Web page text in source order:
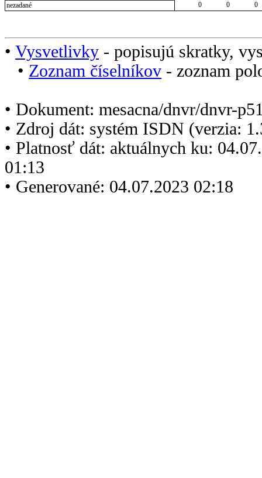
nezadané
0 0 0
• Vysvetlivky - popisujú skratky,
• Zoznam číselníkov - zoznam
• Dokument: mesacna/dnvr/dnvr-
• Zdroj dát: systém ISDN (verzia:
• Platnosť dát: aktuálnych ku:
01:13
• Generované: 04.07.2023 02:18